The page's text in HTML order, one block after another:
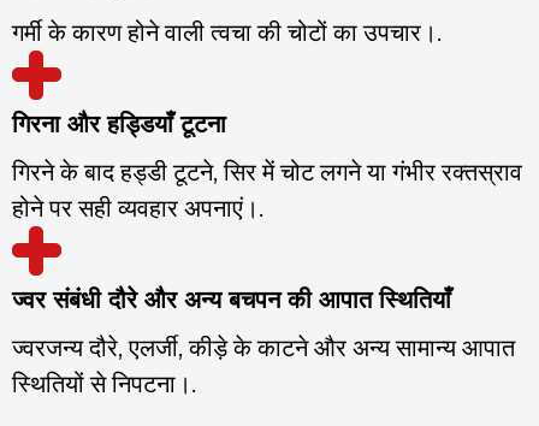
गर्मी के कारण होने वाली त्वचा की चोटों का उपचार।.
गिरना और हड्डियाँ टूटना
गिरने के बाद हड्डी टूटने, सिर में चोट लगने या गंभीर रक्तस्राव
होने पर सही व्यवहार अपनाएं।.
ज्वर संबंधी दौरे और अन्य बचपन की आपात स्थितियाँ
ज्वरजन्य दौरे, एलर्जी, कीड़े के काटने और अन्य सामान्य आपात
स्थितियों से निपटना।.